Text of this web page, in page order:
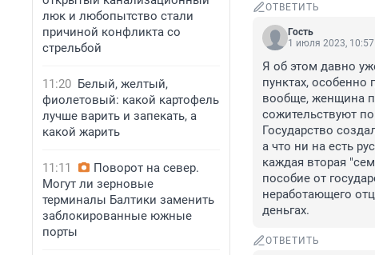
люк и любопытство стали
причиной конфликта со
стрельбой
11:20 Белый, желтый,
фиолетовый: какой картофель
лучше варить и запекать, а
какой жарить
11:11
Поворот на север.
Могут ли зерновые
терминалы Балтики заменить
заблокированные южные
порты
ОТВЕТИТЬ
Гость
1 июля 2023, 10:57
Я об этом давно
пунктах, особенно
вообще, женщина
сожительствуют
Государство
а что ни на есть
каждая вторая
пособие от
неработающего
деньгах.
ОТВЕТИТЬ